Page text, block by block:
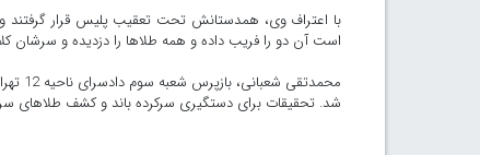
با اعتراف وی، همدستانش تحت تعقیب پلیس قرار گرفتند
است آن دو را فریب داده و همه طلاها را دزدیده و سرشان
شد. تحقیقات برای دستگیری سرکرده باند و کشف طلاهای